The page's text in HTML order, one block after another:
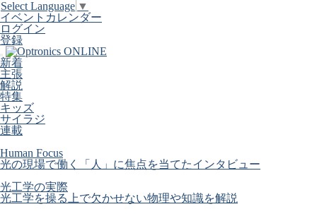
Select Language ▼
イベントカレンダー
ログイン
登録
新着
主張
解説
特集
キッズ
サイラジ
連載
Human Focus
光の現場で働く「人」に焦点を当てたインタビュー
光工学の実際
光工学を操る上で欠かせない物理や知識を解説